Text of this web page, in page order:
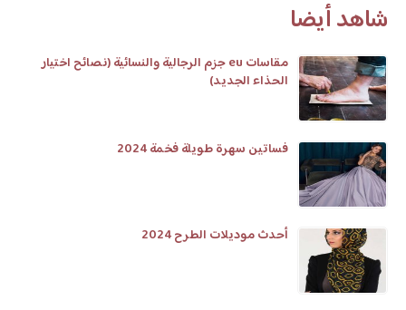
شاهد أيضا
مقاسات eu جزم الرجالية والنسائية (نصائح اختيار
الحذاء الجديد)
فساتين سهرة طويلة فخمة 2024
أحدث موديلات الطرح 2024